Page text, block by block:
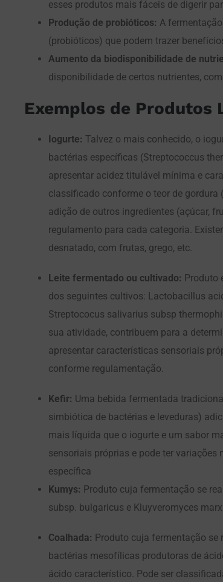
esses produtos mais fáceis de digerir
Produção de probióticos: A
(probióticos) que podem trazer
Aumento da biodisponibilidade de
disponibilidade de certos nutrientes,
Exemplos de Produtos
Iogurte: Talvez o mais conhecido, o
bactérias específicas (Streptococcus
apresentar acidez titulável mínima e
classificado conforme o teor de gordura
adição de outros ingredientes (açúcar,
regulamento para cada categoria.
desnatado, com frutas, grego, etc.
Leite fermentado ou cultivado: Produto
dos seguintes cultivos: Lactobacillus
Streptococus salivarius subsp
sua atividade, contribuem para a
apresentar características sensoriais
conforme regulamentação.
Kefir: Uma bebida fermentada
simbiótica de bactérias e leveduras)
mais líquida que o iogurte e um sabor
sensoriais próprias e pode ter
específica
Kumys: Produto cuja fermentação se
subsp. bulgaricus e Kluyveromyces
Coalhada: Produto cuja fermentação
bactérias mesofílicas produtoras de
ácido característico. Pode ser